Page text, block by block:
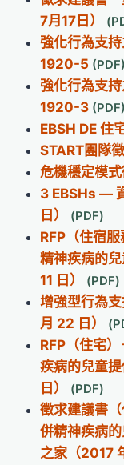
7月17日）
強化行為支
1920-5
強化行為支
1920-3
EBSH DE 住
START團隊
危機穩定模
3 EBSHs —
日）
RFP（住宿
精神疾病的
11 日）
增強型行為
月 22 日）
RFP（住宅
疾病的兒童
日）
徵求建議書
併精神疾病
之家（2017